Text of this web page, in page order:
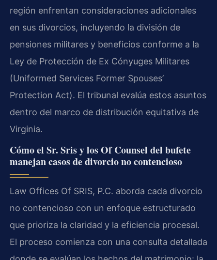
región enfrentan consideraciones adicionales
en sus divorcios, incluyendo la división de
pensiones militares y beneficios conforme a la
Ley de Protección de Ex Cónyuges Militares
(Uniformed Services Former Spouses’
Protection Act). El tribunal evalúa estos asuntos
dentro del marco de distribución equitativa de
Virginia.
Cómo el Sr. Sris y los Of Counsel del bufete
manejan casos de divorcio no contencioso
Law Offices Of SRIS, P.C. aborda cada divorcio
no contencioso con un enfoque estructurado
que prioriza la claridad y la eficiencia procesal.
El proceso comienza con una consulta detallada